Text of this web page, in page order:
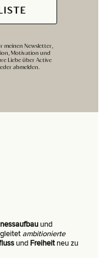
meinen Newsletter,
Motivation und
Liebe über Active
abmelden.
und
ambitionierte
und Freiheitneu zu